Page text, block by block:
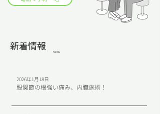
新着情報 -NEWS
2026年1月18日
股関節の根強い痛み、内臓施術！